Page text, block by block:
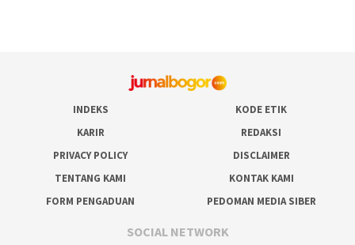
INDEKS
KODE ETIK
KARIR
REDAKSI
PRIVACY POLICY
DISCLAIMER
TENTANG KAMI
KONTAK KAMI
FORM PENGADUAN
PEDOMAN MEDIA SIBER
SOCIAL NETWORK